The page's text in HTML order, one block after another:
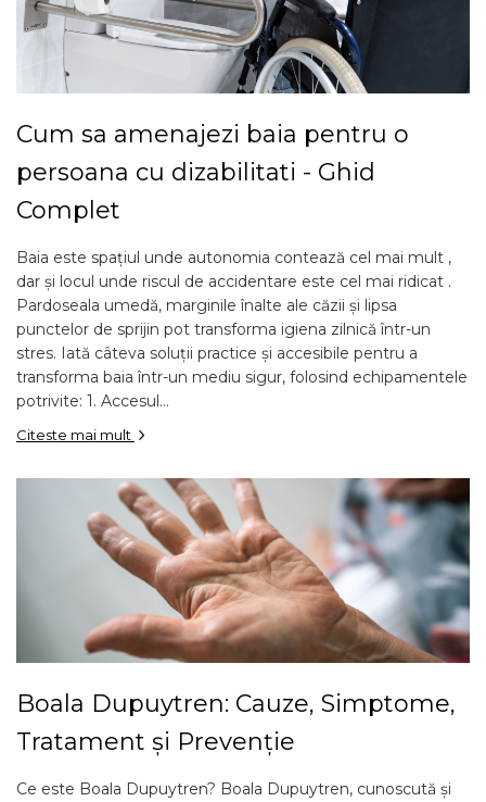
Cum sa amenajezi baia pentru o
persoana cu dizabilitati - Ghid
Complet
Baia este spațiul unde autonomia contează cel mai mult ,
dar și locul unde riscul de accidentare este cel mai ridicat .
Pardoseala umedă, marginile înalte ale căzii și lipsa
punctelor de sprijin pot transforma igiena zilnică într-un
stres. Iată câteva soluții practice și accesibile pentru a
transforma baia într-un mediu sigur, folosind echipamentele
potrivite: 1. Accesul...
Citeste mai mult
Boala Dupuytren: Cauze, Simptome,
Tratament și Prevenție
Ce este Boala Dupuytren? Boala Dupuytren, cunoscută și